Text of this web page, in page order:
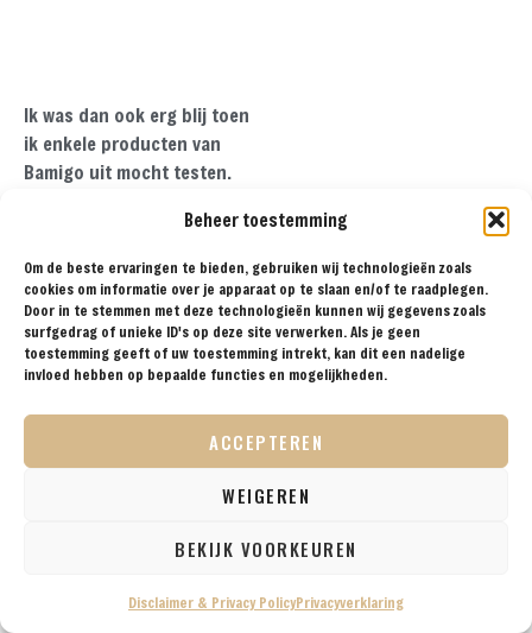
Beheer toestemming
Om de beste ervaringen te bieden, gebruiken wij technologieën zoals
cookies om informatie over je apparaat op te slaan en/of te raadplegen.
Door in te stemmen met deze technologieën kunnen wij gegevens zoals
surfgedrag of unieke ID's op deze site verwerken. Als je geen
toestemming geeft of uw toestemming intrekt, kan dit een nadelige
invloed hebben op bepaalde functies en mogelijkheden.
ACCEPTEREN
WEIGEREN
BEKIJK VOORKEUREN
Disclaimer & Privacy PolicyPrivacyverklaring
Ik was dan ook erg blij toen
ik enkele producten van
Bamigo uit mocht testen.
boxershorts werden
aangeleverd in de
kenmerkende stijlvolle
dozen van Bamigo.